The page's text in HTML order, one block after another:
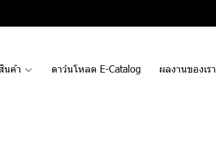
นค้า ดาว์นโหลด E-Catalog ผลงานของเรา